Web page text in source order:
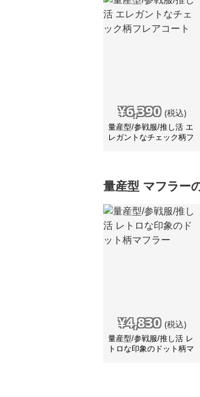
¥6,390 (税込)
量産型/参戦服/推し活 エ
レガントなチェック柄フ
量産型 マフラー
¥4,830 (税込)
量産型/参戦服/推し活 レ
トロな印象のドット柄マ